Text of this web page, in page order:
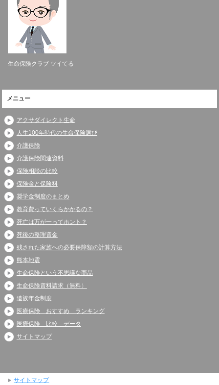
生命保険クラブ ツイてる
メニュー
アクサダイレクト生命
人生100年時代の生命保険選び
介護保険
介護保険関連資料
保険相談の比較
保険金と保険料
奨学金制度のまとめ
教育費っていくらかかるの？
死亡は万が一ってホント？
死後の整理資金
残された家族への必要保障額の計算方法
熊本地震
生命保険という不思議な商品
生命保険資料請求（無料）
遺族年金制度
医療保険 おすすめ ランキング
医療保険 比較 データ
サイトマップ
サイトマップ